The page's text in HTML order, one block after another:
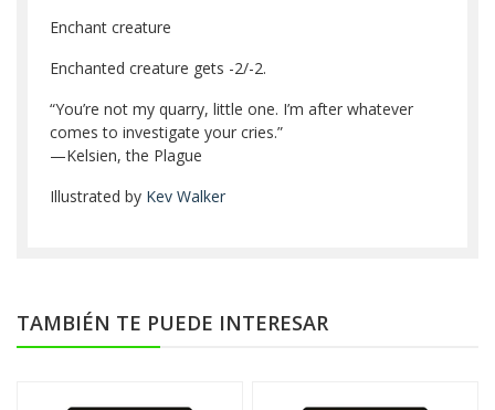
Enchant creature
Enchanted creature gets -2/-2.
“You’re not my quarry, little one. I’m after whatever
comes to investigate your cries.”
—Kelsien, the Plague
Illustrated by Kev Walker
TAMBIÉN TE PUEDE INTERESAR